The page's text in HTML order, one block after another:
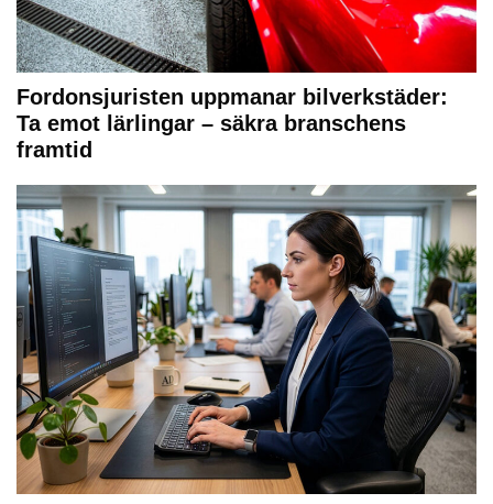
Fordonsjuristen uppmanar bilverkstäder:
Ta emot lärlingar – säkra branschens
framtid